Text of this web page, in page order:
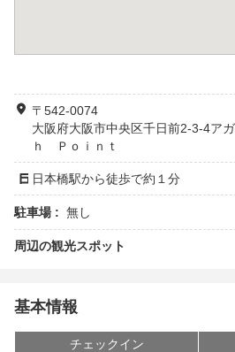
〒542-0074
大阪府大阪市中央区千日前2-3-4ア
ｈ Ｐｏｉｎｔ
日本橋駅から徒歩で約１分
駐車場 : 無し
周辺の観光スポット
基本情報
チェックイン